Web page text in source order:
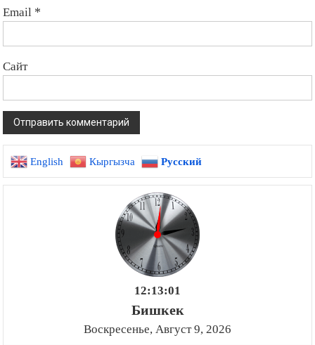
Email *
Сайт
English Кыргызча Русский
12:13:02
Бишкек
Воскресенье, Август 9, 2026